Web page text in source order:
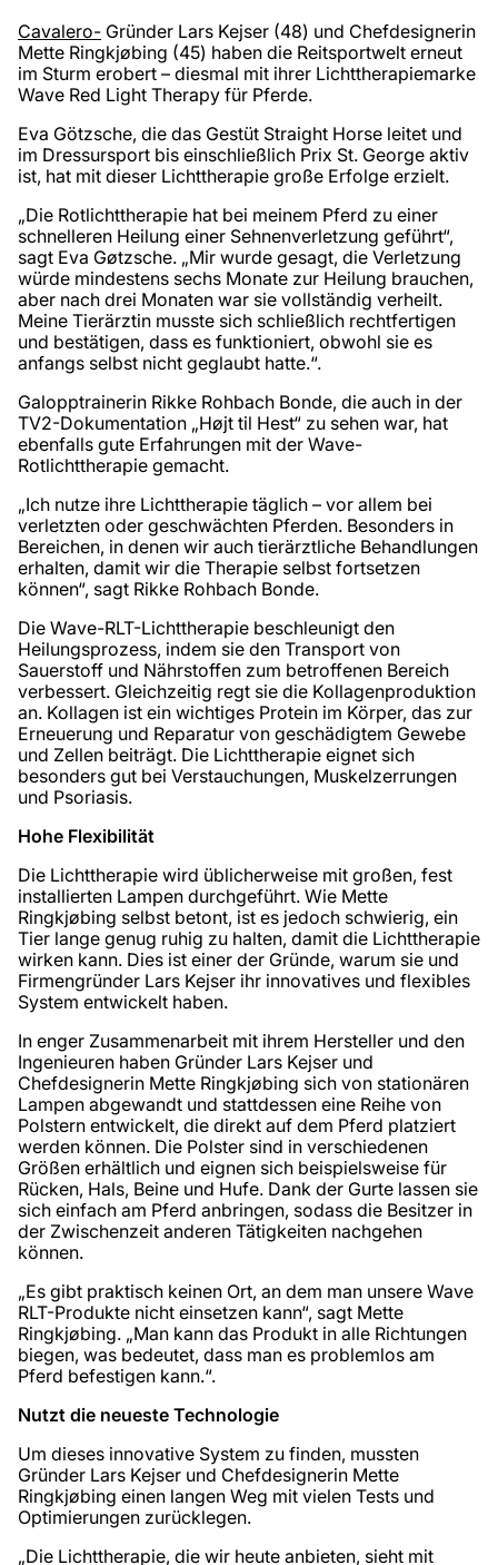
Cavalero- Gründer Lars Kejser (48) und Chefdesignerin
Mette Ringkjøbing (45) haben die Reitsportwelt erneut
im Sturm erobert – diesmal mit ihrer Lichttherapiemarke
Wave Red Light Therapy für Pferde.
Eva Götzsche, die das Gestüt Straight Horse leitet und
im Dressursport bis einschließlich Prix St. George aktiv
ist, hat mit dieser Lichttherapie große Erfolge erzielt.
„Die Rotlichttherapie hat bei meinem Pferd zu einer
schnelleren Heilung einer Sehnenverletzung geführt“,
sagt Eva Gøtzsche. „Mir wurde gesagt, die Verletzung
würde mindestens sechs Monate zur Heilung brauchen,
aber nach drei Monaten war sie vollständig verheilt.
Meine Tierärztin musste sich schließlich rechtfertigen
und bestätigen, dass es funktioniert, obwohl sie es
anfangs selbst nicht geglaubt hatte.“.
Galopptrainerin Rikke Rohbach Bonde, die auch in der
TV2-Dokumentation „Højt til Hest“ zu sehen war, hat
ebenfalls gute Erfahrungen mit der Wave-
Rotlichttherapie gemacht.
„Ich nutze ihre Lichttherapie täglich – vor allem bei
verletzten oder geschwächten Pferden. Besonders in
Bereichen, in denen wir auch tierärztliche Behandlungen
erhalten, damit wir die Therapie selbst fortsetzen
können“, sagt Rikke Rohbach Bonde.
Die Wave-RLT-Lichttherapie beschleunigt den
Heilungsprozess, indem sie den Transport von
Sauerstoff und Nährstoffen zum betroffenen Bereich
verbessert. Gleichzeitig regt sie die Kollagenproduktion
an. Kollagen ist ein wichtiges Protein im Körper, das zur
Erneuerung und Reparatur von geschädigtem Gewebe
und Zellen beiträgt. Die Lichttherapie eignet sich
besonders gut bei Verstauchungen, Muskelzerrungen
und Psoriasis.
Hohe Flexibilität
Die Lichttherapie wird üblicherweise mit großen, fest
installierten Lampen durchgeführt. Wie Mette
Ringkjøbing selbst betont, ist es jedoch schwierig, ein
Tier lange genug ruhig zu halten, damit die Lichttherapie
wirken kann. Dies ist einer der Gründe, warum sie und
Firmengründer Lars Kejser ihr innovatives und flexibles
System entwickelt haben.
In enger Zusammenarbeit mit ihrem Hersteller und den
Ingenieuren haben Gründer Lars Kejser und
Chefdesignerin Mette Ringkjøbing sich von stationären
Lampen abgewandt und stattdessen eine Reihe von
Polstern entwickelt, die direkt auf dem Pferd platziert
werden können. Die Polster sind in verschiedenen
Größen erhältlich und eignen sich beispielsweise für
Rücken, Hals, Beine und Hufe. Dank der Gurte lassen sie
sich einfach am Pferd anbringen, sodass die Besitzer in
der Zwischenzeit anderen Tätigkeiten nachgehen
können.
„Es gibt praktisch keinen Ort, an dem man unsere Wave
RLT-Produkte nicht einsetzen kann“, sagt Mette
Ringkjøbing. „Man kann das Produkt in alle Richtungen
biegen, was bedeutet, dass man es problemlos am
Pferd befestigen kann.“.
Nutzt die neueste Technologie
Um dieses innovative System zu finden, mussten
Gründer Lars Kejser und Chefdesignerin Mette
Ringkjøbing einen langen Weg mit vielen Tests und
Optimierungen zurücklegen.
„Die Lichttherapie, die wir heute anbieten, sieht mit